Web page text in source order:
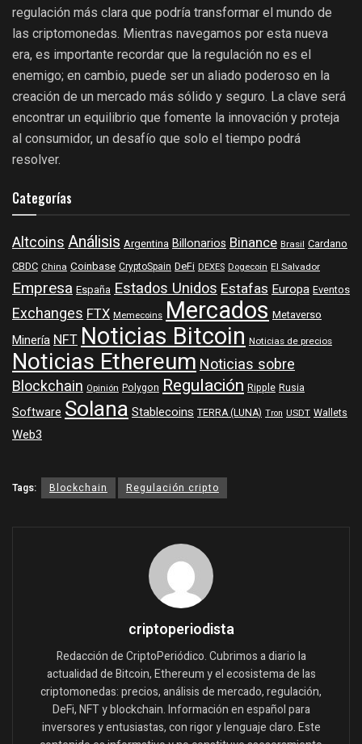
regulación más clara que podría transformar el mundo de
las criptomonedas. Mientras navegamos por esta nueva
era, es importante recordar que la regulación no es el
enemigo; en cambio, puede ser un aliado poderoso en la
creación de un mercado más sólido y seguro. La clave será
encontrar un equilibrio que fomente la innovación y proteja
al consumidor, un desafío que solo el tiempo podrá
resolver.
Categorías
AltcoinsAnálisis Argentina Billonarios Binance Brasil Cardano
CBDC China Coinbase CryptoSpain DeFi DEXES Dogecoin El Salvador
Empresa España Estados UnidosEstafasEuropa Eventos
ExchangesFTX Memecoins Mercados Metaverso
MineríaNFTNoticias Bitcoin Noticias de precios
Noticias EthereumNoticias sobre
Blockchain Opinión Polygon Regulación Ripple Rusia
Software SolanaStablecoins TERRA (LUNA) Tron USDT Wallets
Web3
Tags: Blockchain Regulación cripto
criptoperiodista
Redacción de CriptoPeriódico. Cubrimos a diario la
actualidad de Bitcoin, Ethereum y el ecosistema de las
criptomonedas: precios, análisis de mercado, regulación,
DeFi, NFT y blockchain. Información en español para
inversores y entusiastas, con rigor y lenguaje claro. Este